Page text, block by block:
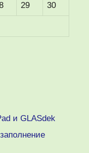
29 30
и GLASdek